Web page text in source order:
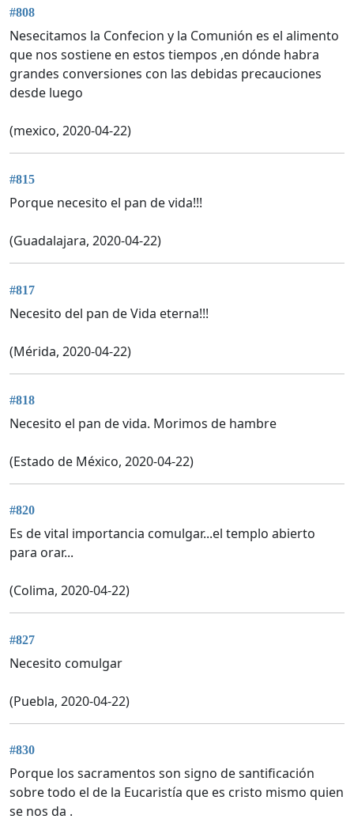
#808
Nesecitamos la Confecion y la Comunión es el alimento
que nos sostiene en estos tiempos ,en dónde habra
grandes conversiones con las debidas precauciones
desde luego
(mexico, 2020-04-22)
#815
Porque necesito el pan de vida!!!
(Guadalajara, 2020-04-22)
#817
Necesito del pan de Vida eterna!!!
(Mérida, 2020-04-22)
#818
Necesito el pan de vida. Morimos de hambre
(Estado de México, 2020-04-22)
#820
Es de vital importancia comulgar...el templo abierto
para orar...
(Colima, 2020-04-22)
#827
Necesito comulgar
(Puebla, 2020-04-22)
#830
Porque los sacramentos son signo de santificación
sobre todo el de la Eucaristía que es cristo mismo quien
se nos da .